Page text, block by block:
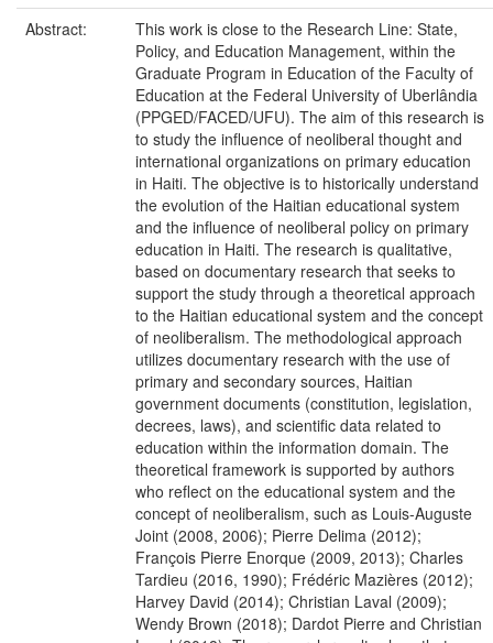
Abstract:
This work is close to the Research Line: State,
Policy, and Education Management, within the
Graduate Program in Education of the Faculty of
Education at the Federal University of Uberlândia
(PPGED/FACED/UFU). The aim of this research is
to study the influence of neoliberal thought and
international organizations on primary education
in Haiti. The objective is to historically understand
the evolution of the Haitian educational system
and the influence of neoliberal policy on primary
education in Haiti. The research is qualitative,
based on documentary research that seeks to
support the study through a theoretical approach
to the Haitian educational system and the concept
of neoliberalism. The methodological approach
utilizes documentary research with the use of
primary and secondary sources, Haitian
government documents (constitution, legislation,
decrees, laws), and scientific data related to
education within the information domain. The
theoretical framework is supported by authors
who reflect on the educational system and the
concept of neoliberalism, such as Louis-Auguste
Joint (2008, 2006); Pierre Delima (2012);
François Pierre Enorque (2009, 2013); Charles
Tardieu (2016, 1990); Frédéric Mazières (2012);
Harvey David (2014); Christian Laval (2009);
Wendy Brown (2018); Dardot Pierre and Christian